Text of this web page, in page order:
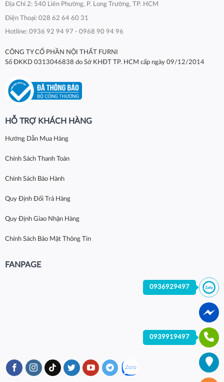
Địa Chỉ 2: 540 Liên Phường, P. Long Trường, TP. HCM
Điện Thoại: 028 62 64 60 31
Hotline: 0936 92 94 97 - 0968 90 94 96
CÔNG TY CỔ PHẦN NỘI THẤT FURNI
Số ĐKKD 0313046838 do Sở KHĐT TP. HCM cấp ngày 09/12/2014
HỖ TRỢ KHÁCH HÀNG
Hướng Dẫn Mua Hàng
Chính Sách Thanh Toán
Chính Sách Bảo Hành
Quy Định Đổi Trả Hàng
Quy Định Giao Nhận Hàng
Chính Sách Bảo Mật Thông Tin
FANPAGE
0936929497
0939919497